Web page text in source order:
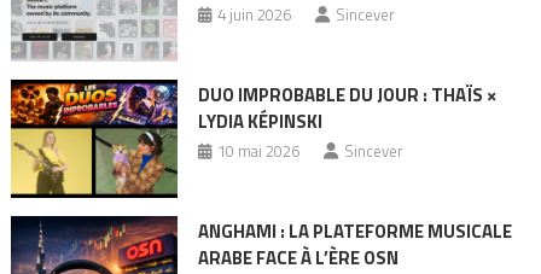
4 juin 2026 Sincever
DUO IMPROBABLE DU JOUR : THAÏS ×
LYDIA KÉPINSKI
10 mai 2026 Sincever
ANGHAMI : LA PLATEFORME MUSICALE
ARABE FACE À L’ÈRE OSN